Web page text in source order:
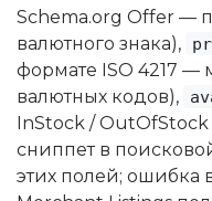
Schema.org Offer —
валютного знака),
формате ISO 4217 —
валютных кодов),
InStock /
сниппет в
этих полей; ошибка